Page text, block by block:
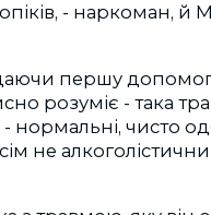
- наркоман, й
першу допомогу
розуміє - така
- нормальні, чисто
не